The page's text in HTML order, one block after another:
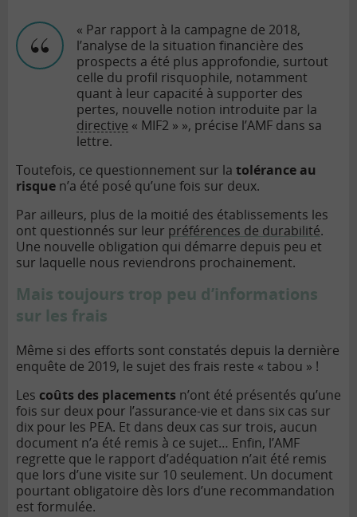
« Par rapport à la campagne de 2018,
l’analyse de la situation financière des
prospects a été plus approfondie, surtout
celle du profil risquophile, notamment
quant à leur capacité à supporter des
pertes, nouvelle notion introduite par la
directive « MIF2 » », précise l’AMF dans sa
lettre.
Toutefois, ce questionnement sur la tolérance au
risque n’a été posé qu’une fois sur deux.
Par ailleurs, plus de la moitié des établissements les
ont questionnés sur leur préférences de durabilité.
Une nouvelle obligation qui démarre depuis peu et
sur laquelle nous reviendrons prochainement.
Mais toujours trop peu d’informations
sur les frais
Même si des efforts sont constatés depuis la dernière
enquête de 2019, le sujet des frais reste « tabou » !
Les coûts des placements n’ont été présentés qu’une
fois sur deux pour l’assurance-vie et dans six cas sur
dix pour les PEA. Et dans deux cas sur trois, aucun
document n’a été remis à ce sujet… Enfin, l’AMF
regrette que le rapport d’adéquation n’ait été remis
que lors d’une visite sur 10 seulement. Un document
pourtant obligatoire dès lors d’une recommandation
est formulée.